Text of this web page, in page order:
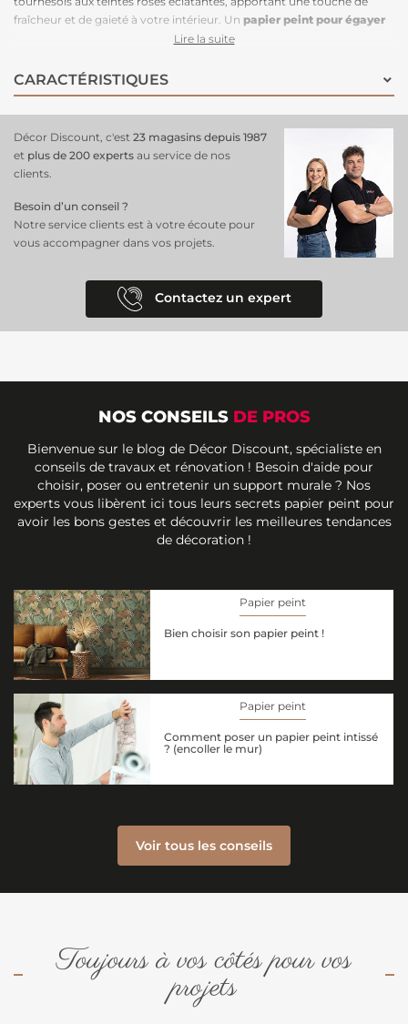
fraîcheur et de gaieté à votre intérieur. Un papier peint pour égayer
, une chambre ou un bureau, il crée une ambiance
grâce à l’application de la colle directement sur le mur, et sa
conception raccordable à l’infini permet uneinstallation sans faille,
florale et dynamique à votre décoration, tout en apportant une
énergie positive à votre pièce.
Lire la suite
CARACTÉRISTIQUES
Décor Discount, c'est 23 magasins depuis 1987
et plus de 200 experts au service de nos
clients.
Besoin d’un conseil ?
Notre service clients est à votre écoute pour
vous accompagner dans vos projets.
Contactez un expert
NOS CONSEILS DE PROS
Bienvenue sur le blog de Décor Discount, spécialiste en
conseils de travaux et rénovation ! Besoin d'aide pour
choisir, poser ou entretenir un support murale ? Nos
experts vous libèrent ici tous leurs secrets papier peint pour
avoir les bons gestes et découvrir les meilleures tendances
de décoration !
Papier peint
Bien choisir son papier peint !
Papier peint
Comment poser un papier peint intissé
? (encoller le mur)
Voir tous les conseils
Toujours à vos côtés pour vos
projets